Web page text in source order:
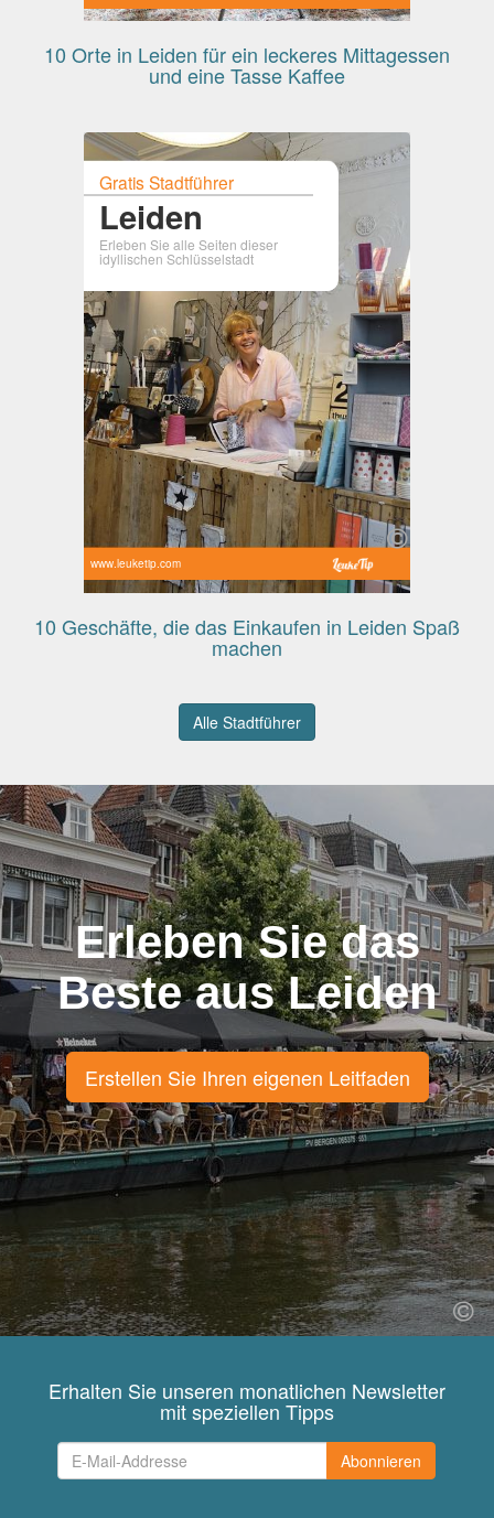
10 Orte in Leiden für ein leckeres Mittagessen
und eine Tasse Kaffee
Gratis Stadtführer
Leiden
Erleben Sie alle Seiten dieser
idyllischen Schlüsselstadt
www.leuketip.com
10 Geschäfte, die das Einkaufen in Leiden Spaß
machen
Alle Stadtführer
Erleben Sie das
Beste aus Leiden
Erstellen Sie Ihren eigenen Leitfaden
Erhalten Sie unseren monatlichen Newsletter
mit speziellen Tipps
Abonnieren